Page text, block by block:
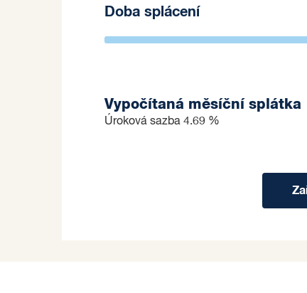
Doba splácení
Vypočítaná měsíční splátka
Úroková sazba 4.69 %